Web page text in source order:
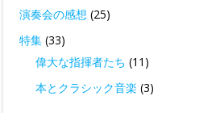
演奏会の感想 (25)
特集 (33)
偉大な指揮者たち (11)
本とクラシック音楽 (3)